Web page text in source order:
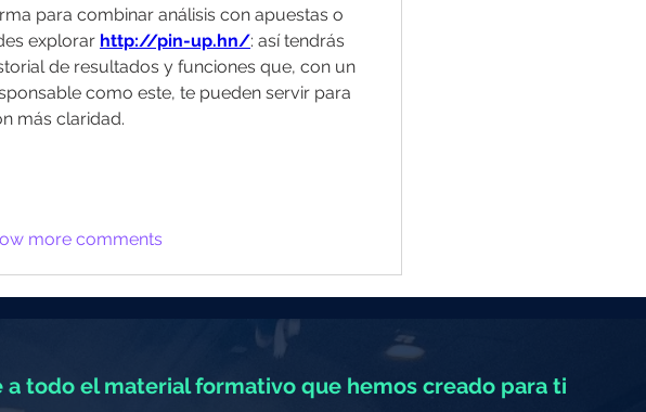
para combinar análisis con apuestas o
explorar http://pin-up.hn/: así tendrás
de resultados y funciones que, con un
como este, te pueden servir para
más claridad.
more comments
a todo el material formativo que hemos creado para ti